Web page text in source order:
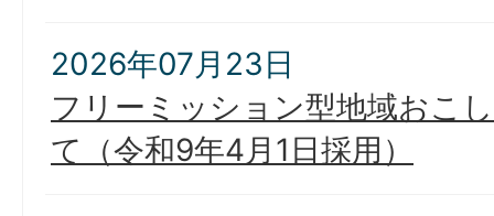
2026年07月23日
フリーミッション型地域おこ
て（令和9年4月1日採用）